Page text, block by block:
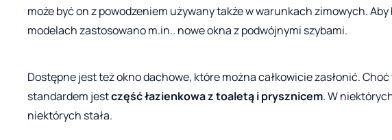
może być on z powodzeniem używany także w warunkach zimowych.
modelach zastosowano m.in.. nowe okna z podwójnymi szybami.
Dostępne jest też okno dachowe, które można całkowicie zasłonić.
standardem jestczęść łazienkowa z toaletą i prysznicem. W
niektórych stała.